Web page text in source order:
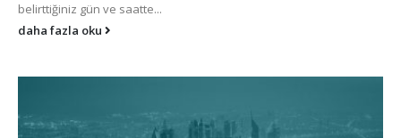
belirttiğiniz gün ve saatte...
daha fazla oku